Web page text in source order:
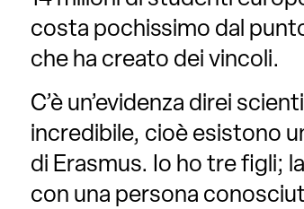
costa pochissimo dal
che ha creato dei vincoli.
C’è un’evidenza direi
incredibile, cioè esistono
di Erasmus. Io ho tre figli;
con una persona